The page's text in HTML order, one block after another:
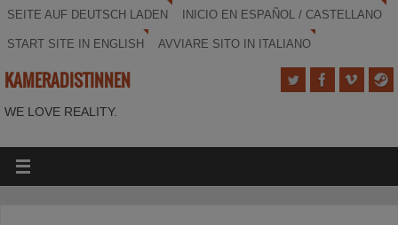
SEITE AUF DEUTSCH LADEN INICIO EN ESPAÑOL / CASTELLANO
START SITE IN ENGLISH AVVIARE SITO IN ITALIANO
KAMERADISTINNEN
WE LOVE REALITY.